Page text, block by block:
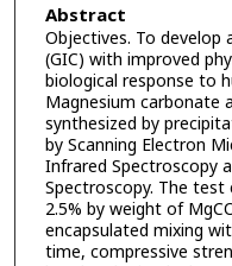
Abstract
Objectives. To develop
(GIC) with improved
biological response to
Magnesium carbonate
synthesized by
by Scanning Electron
Infrared Spectroscopy
Spectroscopy. The test
2.5% by weight of
encapsulated mixing
time, compressive